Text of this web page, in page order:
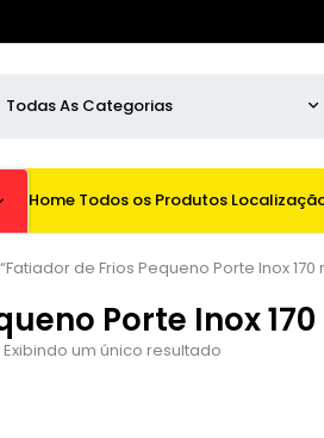
Home Todos os Produtos
Porte Inox
de Frios Pequeno Porte Inox 170
Exibindo um único resultado